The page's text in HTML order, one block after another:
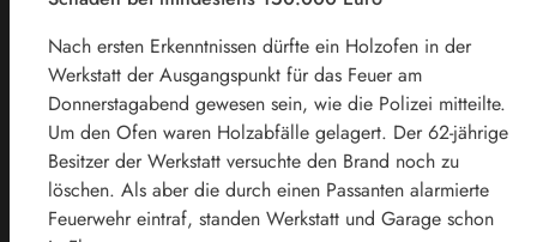
Nach ersten Erkenntnissen dürfte ein Holzofen in der
Werkstatt der Ausgangspunkt für das Feuer am
Donnerstagabend gewesen sein, wie die Polizei mitteilte.
Um den Ofen waren Holzabfälle gelagert. Der 62-jährige
Besitzer der Werkstatt versuchte den Brand noch zu
löschen. Als aber die durch einen Passanten alarmierte
Feuerwehr eintraf, standen Werkstatt und Garage schon